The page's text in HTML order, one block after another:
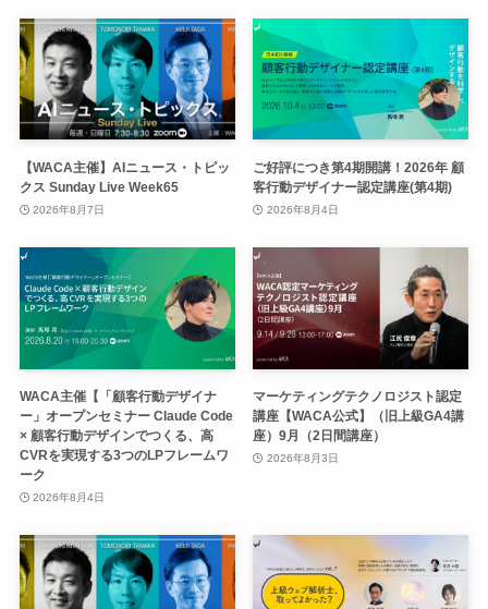
【WACA主催】AIニュース・トピッ
クス Sunday Live Week65
2026年8月7日
ご好評につき第4期開講！2026年 顧
客行動デザイナー認定講座(第4期)
2026年8月4日
WACA主催【「顧客行動デザイナ
ー」オープンセミナー Claude Code
× 顧客行動デザインでつくる、高
CVRを実現する3つのLPフレームワ
ーク
2026年8月4日
マーケティングテクノロジスト認定
講座【WACA公式】（旧上級GA4講
座）9月（2日間講座）
2026年8月3日